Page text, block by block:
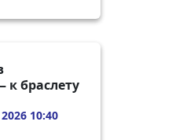
к браслету
10:40